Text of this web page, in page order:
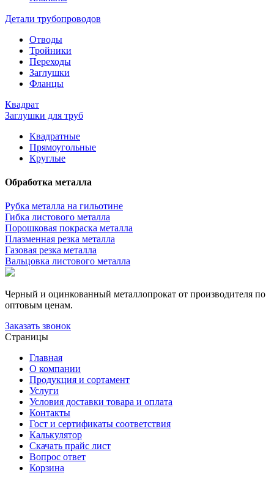
Детали трубопроводов
Отводы
Тройники
Переходы
Заглушки
Фланцы
Квадрат
Заглушки для труб
Квадратные
Прямоугольные
Круглые
Обработка металла
Рубка металла на гильотине
Гибка листового металла
Порошковая покраска металла
Плазменная резка металла
Газовая резка металла
Вальцовка листового металла
Черный и оцинкованный металлопрокат от производителя по
оптовым ценам.
Заказать звонок
Страницы
Главная
О компании
Продукция и сортамент
Услуги
Условия доставки товара и оплата
Контакты
Гост и сертификаты соответствия
Калькулятор
Скачать прайс лист
Вопрос ответ
Корзина